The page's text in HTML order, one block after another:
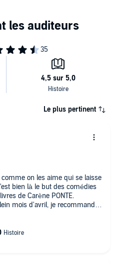
Le plus pertinent
on les aime qui se laisse
bien là le but des comédies
de Carène PONTE.
mois d'avril, je recommande